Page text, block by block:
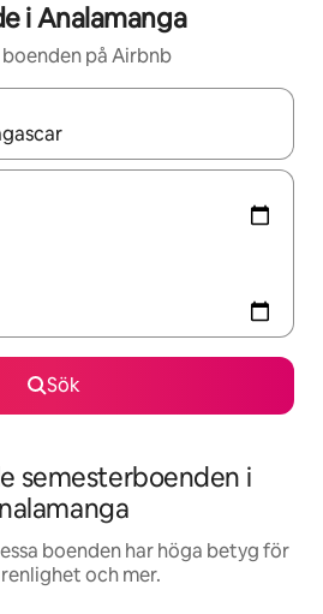
i Analamanga
på Airbnb
kan du navigera med upp- och
Sök
semesterboenden i
boenden har höga betyg för
och mer.